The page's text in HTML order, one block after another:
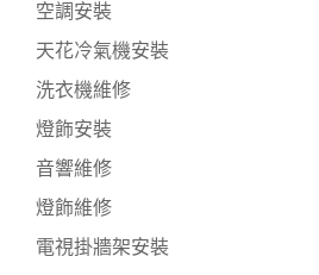
空調安裝
天花冷氣機安裝
洗衣機維修
燈飾安裝
音響維修
燈飾維修
電視掛牆架安裝